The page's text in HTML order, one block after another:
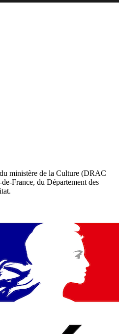
ministère de la Culture (DRAC
France, du Département des